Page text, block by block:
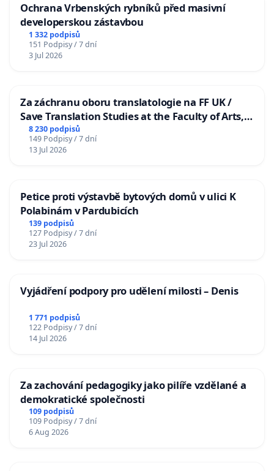
Ochrana Vrbenských rybníků před masivní
developerskou zástavbou
1 332 podpisů
151 Podpisy / 7 dní
3 Jul 2026
Za záchranu oboru translatologie na FF UK /
Save Translation Studies at the Faculty of Arts,
Charles University
8 230 podpisů
149 Podpisy / 7 dní
13 Jul 2026
Petice proti výstavbě bytových domů v ulici K
Polabinám v Pardubicích
139 podpisů
127 Podpisy / 7 dní
23 Jul 2026
Vyjádření podpory pro udělení milosti – Denis
1 771 podpisů
122 Podpisy / 7 dní
14 Jul 2026
Za zachování pedagogiky jako pilíře vzdělané a
demokratické společnosti
109 podpisů
109 Podpisy / 7 dní
6 Aug 2026